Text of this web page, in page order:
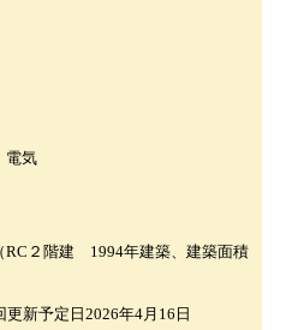
電気
RC２階建 1994年建築、建築面積
新予定日2026年4月16日